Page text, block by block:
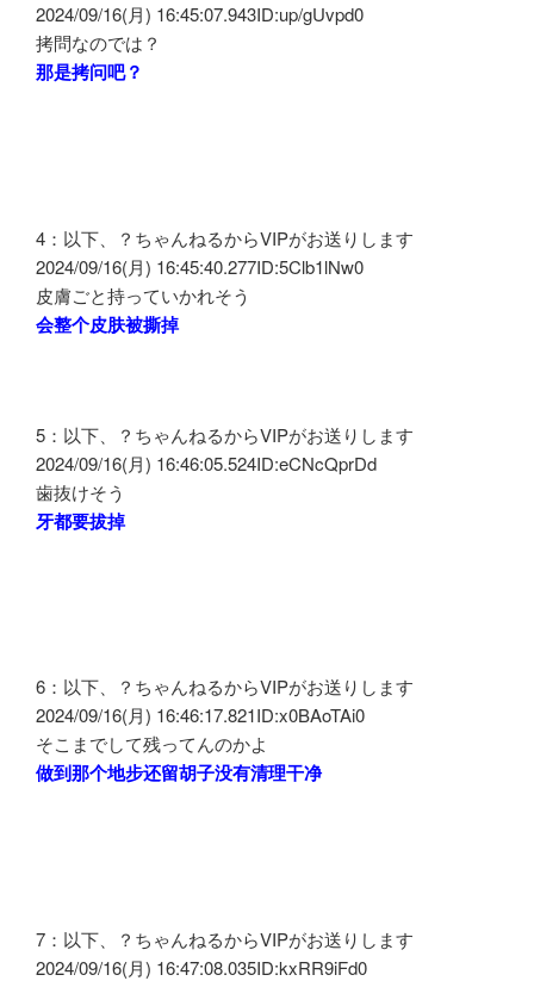
2024/09/16(月) 16:45:07.943ID:up/gUvpd0
拷問なのでは？
那是拷问吧？
4：以下、？ちゃんねるからVIPがお送りします
2024/09/16(月) 16:45:40.277ID:5Clb1lNw0
皮膚ごと持っていかれそう
会整个皮肤被撕掉
5：以下、？ちゃんねるからVIPがお送りします
2024/09/16(月) 16:46:05.524ID:eCNcQprDd
歯抜けそう
牙都要拔掉
6：以下、？ちゃんねるからVIPがお送りします
2024/09/16(月) 16:46:17.821ID:x0BAoTAi0
そこまでして残ってんのかよ
做到那个地步还留胡子没有清理干净
7：以下、？ちゃんねるからVIPがお送りします
2024/09/16(月) 16:47:08.035ID:kxRR9iFd0